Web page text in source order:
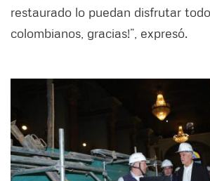
restaurado lo puedan disfrutar
colombianos, gracias!”, expresó.